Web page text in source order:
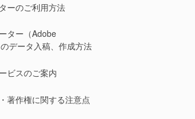
ーのご利用方法
ター（Adobe
データ入稿、作成方法
ビスのご案内
著作権に関する注意点